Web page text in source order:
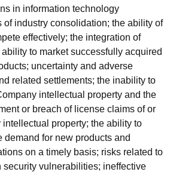
in information technology
of industry consolidation; the ability of
effectively; the integration of
to market successfully acquired
uncertainty and adverse
related settlements; the inability to
intellectual property and the
or breach of license claims of or
intellectual property; the ability to
demand for new products and
on a timely basis; risks related to
security vulnerabilities; ineffective